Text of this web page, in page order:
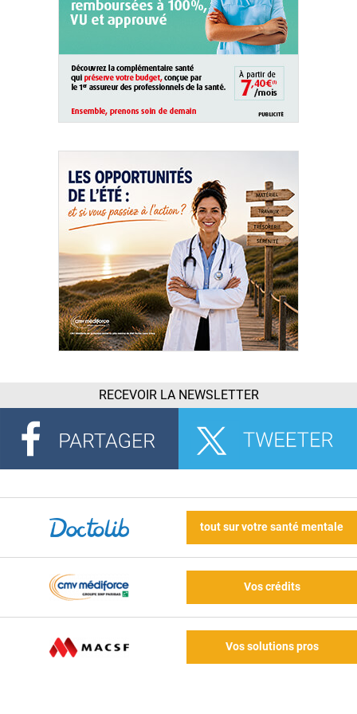
QUI SOMMES-NOUS ?
CONDITIONS GÉNÉRALES
RECEVOIR LA NEWSLETTER
tout sur votre santé mentale
Vos crédits
Vos solutions pros